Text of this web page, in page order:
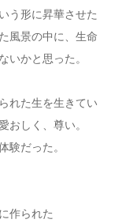
う形に昇華させた
風景の中に、生命
いかと思った。
れた生を生きてい
おしく、尊い。
験だった。
作られた